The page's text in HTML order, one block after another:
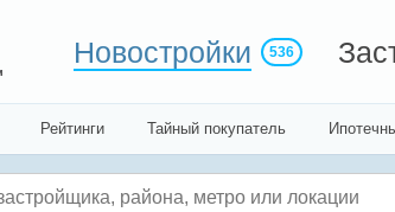
Новостройки 536
Рейтинги Тайный покупатель